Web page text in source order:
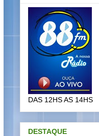
DAS 12HS AS 14HS
DESTAQUE